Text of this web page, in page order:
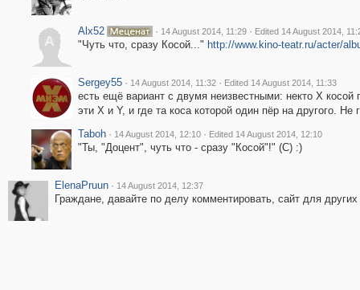
A
Alx52 · 14 August 2014, 11:29 · Edited 14 August 2014,
"Чуть что, сразу Косой..." http://www.kino-teatr.ru/acter/
Sergey55 · 14 August 2014, 11:32 · Edited 14 August 2014, 11:33
есть ещё вариант с двумя неизвестными: некто Х косой
эти Х и Y, и где та коса которой один пёр на другого. Не
Taboh · 14 August 2014, 12:10 · Edited 14 August 2014, 12:10
"Ты, "Доцент", чуть что - сразу "Косой"!" (С) :)
ElenaPruun · 14 August 2014, 12:37
Граждане, давайте по делу комментировать, сайт для